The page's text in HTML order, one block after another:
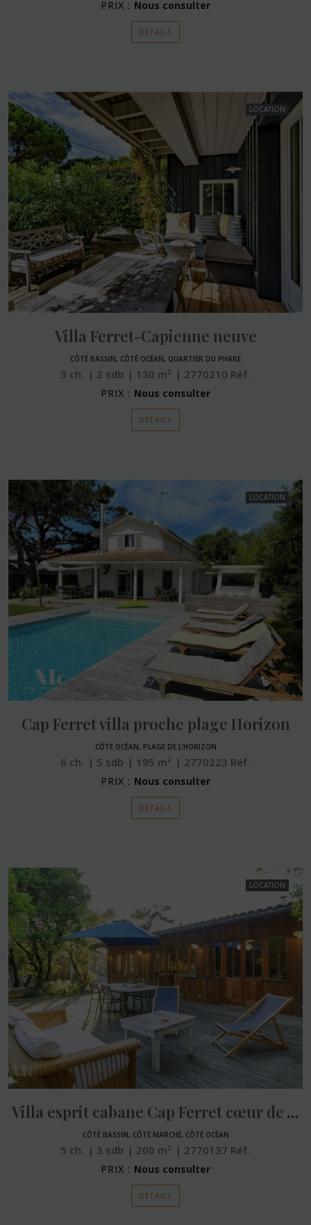
PRIX : Nous consulter
DÉTAILS
LOCATION
Villa Ferret-Capienne neuve
CÔTÉ BASSIN, CÔTÉ OCÉAN, QUARTIER DU PHARE
3 ch. 2 sdb 130 m² 2770210 Réf.
PRIX : Nous consulter
DÉTAILS
LOCATION
Cap Ferret villa proche plage Horizon
CÔTÉ OCÉAN, PLAGE DE L'HORIZON
6 ch. 5 sdb 195 m² 2770223 Réf.
PRIX : Nous consulter
DÉTAILS
LOCATION
Villa esprit cabane Cap Ferret cœur de village
CÔTÉ BASSIN, CÔTÉ MARCHÉ, CÔTÉ OCÉAN
5 ch. 3 sdb 200 m² 2770137 Réf.
PRIX : Nous consulter
DÉTAILS